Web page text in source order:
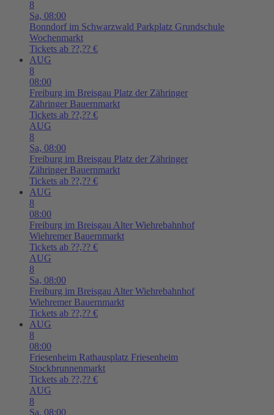
8
Sa, 08:00
Bonndorf im Schwarzwald Parkplatz Grundschule
Wochenmarkt
Tickets ab ??,?? €
AUG
8
08:00
Freiburg im Breisgau Platz der Zähringer
Zähringer Bauernmarkt
Tickets ab ??,?? €
AUG
8
Sa, 08:00
Freiburg im Breisgau Platz der Zähringer
Zähringer Bauernmarkt
Tickets ab ??,?? €
AUG
8
08:00
Freiburg im Breisgau Alter Wiehrebahnhof
Wiehremer Bauernmarkt
Tickets ab ??,?? €
AUG
8
Sa, 08:00
Freiburg im Breisgau Alter Wiehrebahnhof
Wiehremer Bauernmarkt
Tickets ab ??,?? €
AUG
8
08:00
Friesenheim Rathausplatz Friesenheim
Stockbrunnenmarkt
Tickets ab ??,?? €
AUG
8
Sa, 08:00